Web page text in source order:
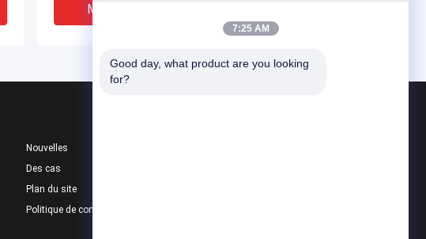
2500mMeilleur Prix
Nouvelles
Des cas
Plan du site
Politique de confidentialité
7:25 AM
Good day, what product are you looking
for?